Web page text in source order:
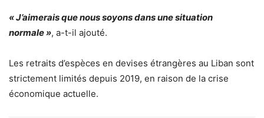
« J’aimerais que nous soyons dans une situation
normale », a-t-il ajouté.
Les retraits d’espèces en devises étrangères au Liban sont
strictement limités depuis 2019, en raison de la crise
économique actuelle.